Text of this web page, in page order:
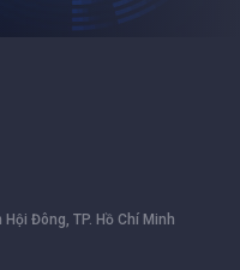
Đông, TP. Hồ Chí Minh